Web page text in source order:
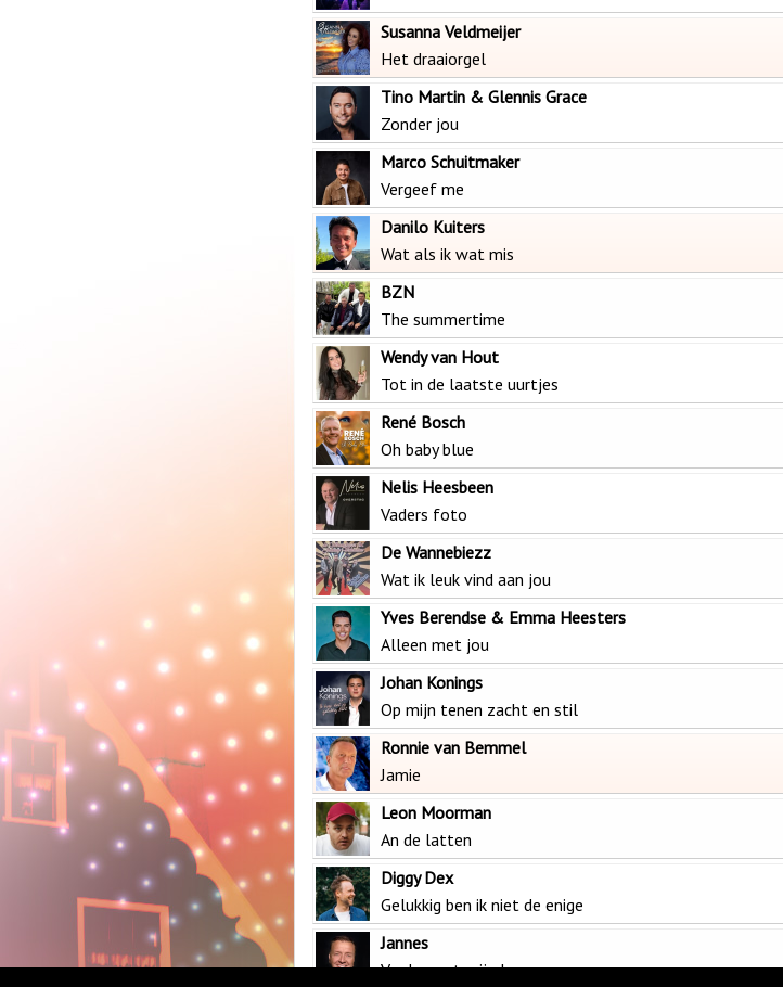
Susanna Veldmeijer
Het draaiorgel
Tino Martin & Glennis Grace
Zonder jou
Marco Schuitmaker
Vergeef me
Danilo Kuiters
Wat als ik wat mis
BZN
The summertime
Wendy van Hout
Tot in de laatste uurtjes
René Bosch
Oh baby blue
Nelis Heesbeen
Vaders foto
De Wannebiezz
Wat ik leuk vind aan jou
Yves Berendse & Emma Heesters
Alleen met jou
Johan Konings
Op mijn tenen zacht en stil
Ronnie van Bemmel
Jamie
Leon Moorman
An de latten
Diggy Dex
Gelukkig ben ik niet de enige
Jannes
Verder met mijn leven